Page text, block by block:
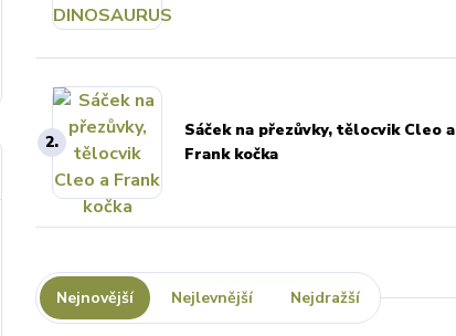
2.
Sáček na přezůvky, tělocvik Cleo a
Frank kočka
Nejnovější Nejlevnější Nejdražší